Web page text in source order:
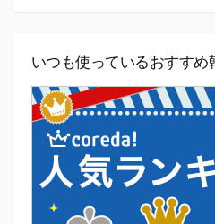
いつも使っているおすす